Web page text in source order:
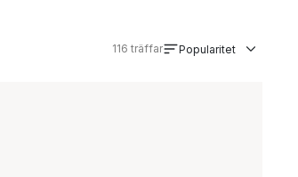
116 träffar Popularitet